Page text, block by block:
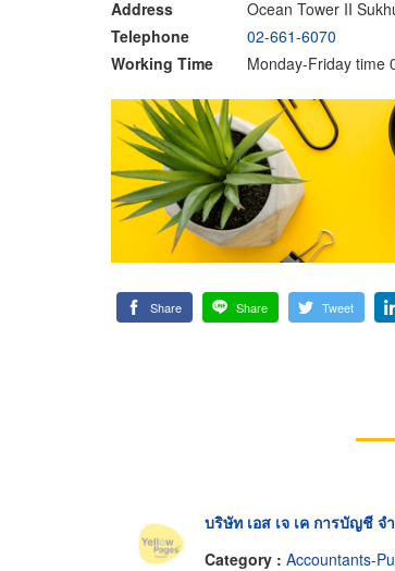
Address
Ocean Tower II
Telephone
02-661-6070
Working Time
Monday-Friday time
Share Share Tweet
บริษัท เอส เจ เค การบัญชี จ
Category : Accountants-